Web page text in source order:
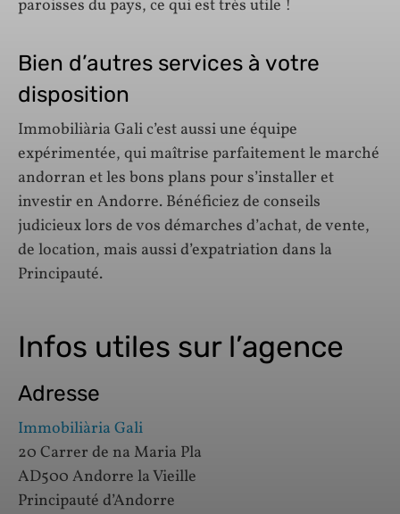
paroisses du pays, ce qui est très utile !
Bien d’autres services à votre
disposition
Immobiliària Gali c’est aussi une équipe
expérimentée, qui maîtrise parfaitement le marché
andorran et les bons plans pour s’installer et
investir en Andorre. Bénéficiez de conseils
judicieux lors de vos démarches d’achat, de vente,
de location, mais aussi d’expatriation dans la
Principauté.
Infos utiles sur l’agence
Adresse
Immobiliària Gali
20 Carrer de na Maria Pla
AD500 Andorre la Vieille
Principauté d’Andorre